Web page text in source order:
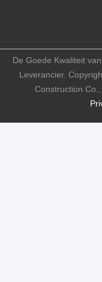
De Goede Kwaliteit
Leverancier.
Construction